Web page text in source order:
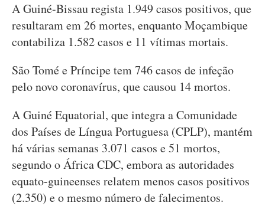
A Guiné-Bissau regista 1.949 casos positivos, que
resultaram em 26 mortes, enquanto Moçambique
contabiliza 1.582 casos e 11 vítimas mortais.
São Tomé e Príncipe tem 746 casos de infeção
pelo novo coronavírus, que causou 14 mortos.
A Guiné Equatorial, que integra a Comunidade
dos Países de Língua Portuguesa (CPLP), mantém
há várias semanas 3.071 casos e 51 mortos,
segundo o África CDC, embora as autoridades
equato-guineenses relatem menos casos positivos
(2.350) e o mesmo número de falecimentos.